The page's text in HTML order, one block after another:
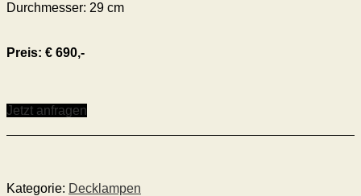
Durchmesser: 29 cm
Preis: € 690,-
Jetzt anfragen
Kategorie: Decklampen